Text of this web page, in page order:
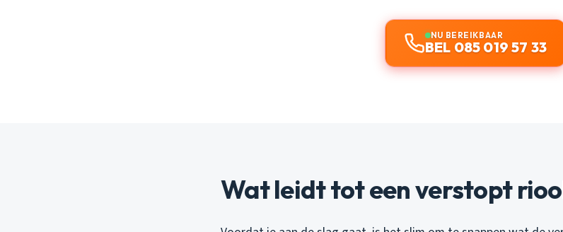
NU BEREIKBAAR
BEL 085 019 57 33
Wat leidt tot een verstopt